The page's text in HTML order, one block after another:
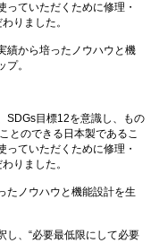
っていただくために修理・
りました。
績から培ったノウハウと機
。
SDGs目標12を意識し、もの
とのできる日本製であるこ
っていただくために修理・
りました。
たノウハウと機能設計を生
し、“必要最低限にして必要